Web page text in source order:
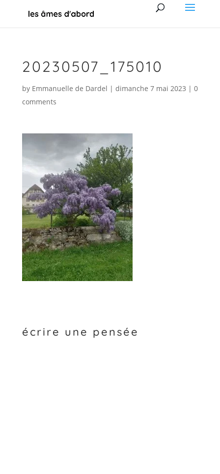
20230507_175010
by Emmanuelle de Dardel | dimanche 7 mai 2023 | 0
comments
écrire une pensée